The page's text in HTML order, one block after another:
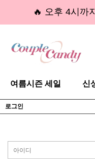
🔥 오후 4시까
여름시즌 세일 신
로그인